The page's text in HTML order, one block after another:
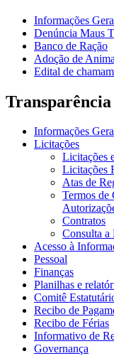
Informações
Denúncia Maus
Banco de Ração
Adoção de
Edital de
Transparência
Informações
Licitações
Licitações
Licitações
Atas de
Termos de
Contratos
Consulta a
Acesso à
Pessoal
Finanças
Planilhas e
Comitê
Recibo de
Recibo de Férias
Informativo de
Governança